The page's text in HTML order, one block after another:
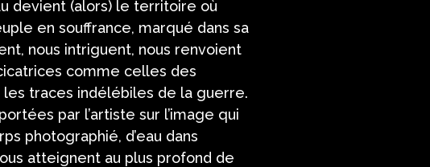
devient (alors) le territoire où
en souffrance, marqué dans sa
nous intriguent, nous renvoient
comme celles des
traces indélébiles de la guerre.
par l’artiste sur l’image qui
photographié, d’eau dans
atteignent au plus profond de